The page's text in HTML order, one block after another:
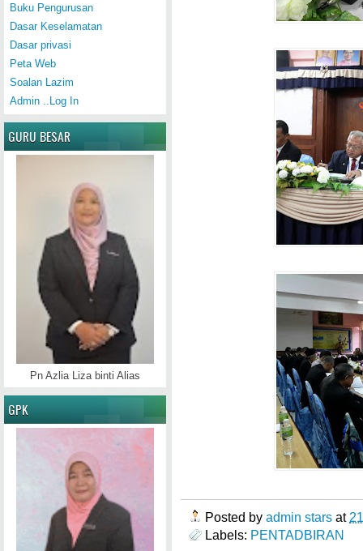
Posted by admin stars at
Labels: PENTADBIRAN
Buku Pengurusan
Dasar Keselamatan
Dasar privasi
Peta Web
Soalan Lazim
Admin ..Log In
GURU BESAR
Pn Azlia Liza binti Alias
GPK